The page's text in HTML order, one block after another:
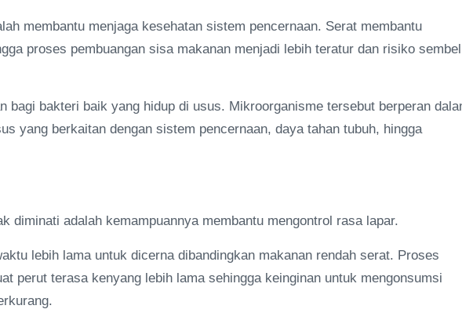
membantu menjaga kesehatan sistem pencernaan. Serat membantu
proses pembuangan sisa makanan menjadi lebih teratur dan risiko
bagi bakteri baik yang hidup di usus. Mikroorganisme tersebut berperan
yang berkaitan dengan sistem pencernaan, daya tahan tubuh, hingga
diminati adalah kemampuannya membantu mengontrol rasa lapar.
lebih lama untuk dicerna dibandingkan makanan rendah serat. Proses
perut terasa kenyang lebih lama sehingga keinginan untuk mengonsumsi